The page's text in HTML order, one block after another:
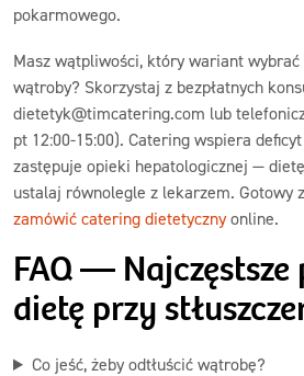
pokarmowego.
Masz wątpliwości, który wariant wybrać
wątroby? Skorzystaj z bezpłatnych
dietetyk@timcatering.com lub
pt 12:00-15:00). Catering wspiera
zastępuje opieki hepatologicznej —
ustalaj równolegle z lekarzem. Gotowy
zamówić catering dietetycznyonline.
FAQ —
dietę przy
Co jeść, żeby odtłuścić wątrobę?